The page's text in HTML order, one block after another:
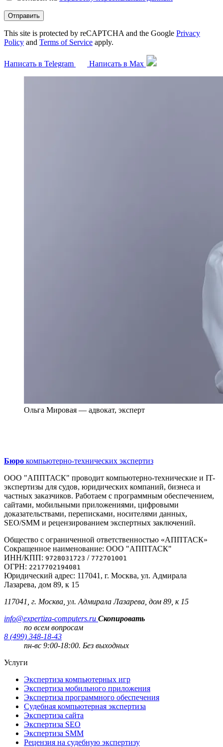
Отправить
This site is protected by reCAPTCHA and the Google Privacy
Policy and Terms of Service apply.
Написать в Telegram Написать в Max
Ольга Мировая — адвокат, эксперт
Бюро компьютерно-технических экспертиз
ООО "АППТАСК" проводит компьютерно-технические и IT-
экспертизы для судов, юридических компаний, бизнеса и
частных заказчиков. Работаем с программным обеспечением,
сайтами, мобильными приложениями, цифровыми
доказательствами, переписками, носителями данных,
SEO/SMM и рецензированием экспертных заключений.
Общество с ограниченной ответственностью «АППТАСК»
Сокращенное наименование: ООО "АППТАСК"
ИНН/КПП: 9728031723 / 772701001
ОГРН: 2217702194081
Юридический адрес: 117041, г. Москва, ул. Адмирала
Лазарева, дом 89, к 15
117041, г. Москва, ул. Адмирала Лазарева, дом 89, к 15
info@expertiza-computers.ru Скопировать
по всем вопросам
8 (499) 348-18-43
пн-вс 9:00-18:00. Без выходных
Услуги
Экспертиза компьютерных игр
Экспертиза мобильного приложения
Экспертиза программного обеспечения
Судебная компьютерная экспертиза
Экспертиза сайта
Экспертиза SEO
Экспертиза SMM
Рецензия на судебную экспертизу